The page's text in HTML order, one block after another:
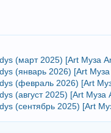
(март 2025) [Art Муза
(январь 2026) [Art
(февраль 2026) [Art
(август 2025) [Art Муза
(сентябрь 2025) [Art